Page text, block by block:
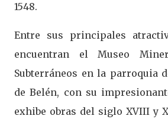
1548.
Entre sus principales
encuentran el Museo
Subterráneos en la parroquia
de Belén, con su
exhibe obras del siglo XVIII y